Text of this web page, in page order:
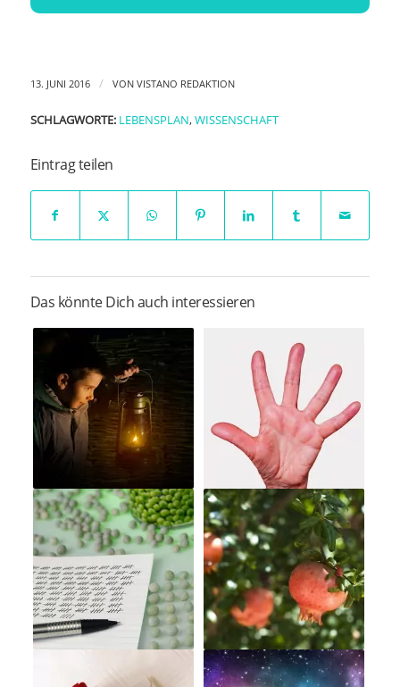
13. JUNI 2016 / VON VISTANO REDAKTION
SCHLAGWORTE: LEBENSPLAN,WISSENSCHAFT
Eintrag teilen
Das könnte Dich auch interessieren